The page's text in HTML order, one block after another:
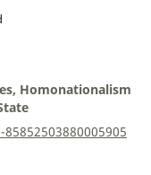
Homonationalism